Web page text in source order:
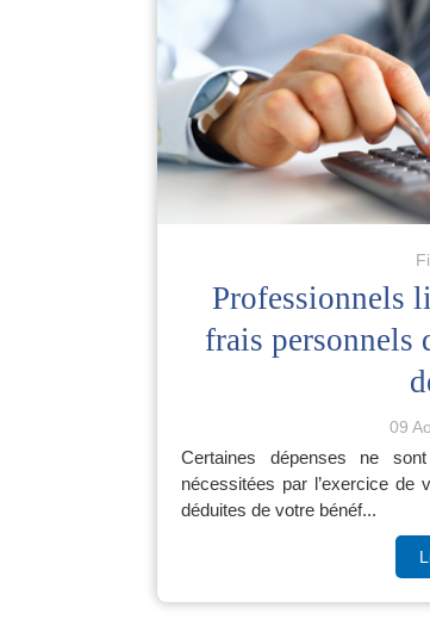
Professionnels
frais personnels
09
Certaines dépenses ne
nécessitées par l’exercice
déduites de votre bénéf...